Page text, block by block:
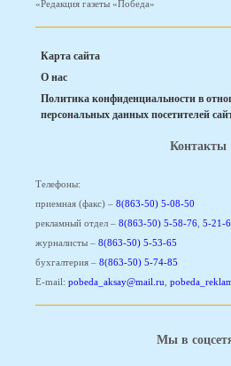
«Редакция газеты «Победа»
Карта сайта
О нас
Политика конфиденциальности в
персональных данных посетителей
Контакты
Телефоны:
приемная (факс) – 8(863-50) 5-08-50
рекламный отдел – 8(863-50) 5-58-76 5-21-
журналисты – 8(863-50) 5-53-65
бухгалтерия – 8(863-50) 5-74-85
E-mail: pobeda_aksay@mail.ru
Мы в